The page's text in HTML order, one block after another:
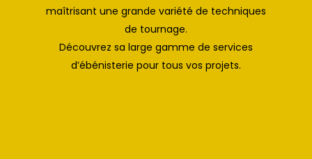
maîtrisant une grande variété de techniques
de tournage.
Découvrez sa large gamme de services
d’ébénisterie pour tous vos projets.